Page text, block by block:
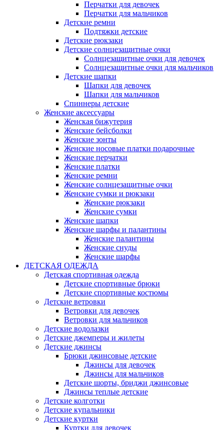
Перчатки для девочек
Перчатки для мальчиков
Детские ремни
Подтяжки детские
Детские рюкзаки
Детские солнцезащитные очки
Солнцезащитные очки для девочек
Солнцезащитные очки для мальчиков
Детские шапки
Шапки для девочек
Шапки для мальчиков
Спиннеры детские
Женские аксессуары
Женская бижутерия
Женские бейсболки
Женские зонты
Женские носовые платки подарочные
Женские перчатки
Женские платки
Женские ремни
Женские солнцезащитные очки
Женские сумки и рюкзаки
Женские рюкзаки
Женские сумки
Женские шапки
Женские шарфы и палантины
Женские палантины
Женские снуды
Женские шарфы
ДЕТСКАЯ ОДЕЖДА
Детская спортивная одежда
Детские спортивные брюки
Детские спортивные костюмы
Детские ветровки
Ветровки для девочек
Ветровки для мальчиков
Детские водолазки
Детские джемперы и жилеты
Детские джинсы
Брюки джинсовые детские
Джинсы для девочек
Джинсы для мальчиков
Детские шорты, бриджи джинсовые
Джинсы теплые детские
Детские колготки
Детские купальники
Детские куртки
Куртки для девочек